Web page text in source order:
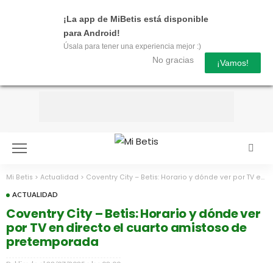
¡La app de MiBetis está disponible
para Android!
Úsala para tener una experiencia mejor :)
No gracias ¡Vamos!
Mi Betis > Actualidad > Coventry City – Betis: Horario y dónde ver por TV en directo el cuarto amistoso de pretemporada
ACTUALIDAD
Coventry City – Betis: Horario y dónde ver
por TV en directo el cuarto amistoso de
pretemporada